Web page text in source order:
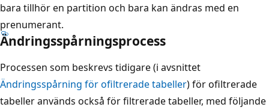
bara tillhör en partition och bara kan ändras med en
prenumerant.
Ändringsspårningsprocess
Processen som beskrevs tidigare (i avsnittet
Ändringsspårning för ofiltrerade tabeller) för ofiltrerade
tabeller används också för filtrerade tabeller, med följande